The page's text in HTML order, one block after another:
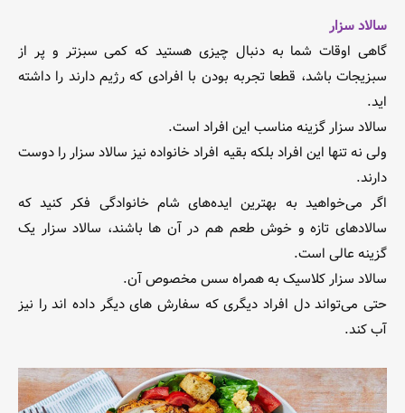
سالاد سزار
گاهی اوقات شما به دنبال چیزی هستید که کمی سبزتر و پر از
سبزیجات باشد، قطعا تجربه بودن با افرادی که رژیم دارند را داشته
اید.
سالاد سزار گزینه مناسب این افراد است.
ولی نه تنها این افراد بلکه بقیه افراد خانواده نیز سالاد سزار را دوست
دارند.
اگر می‌خواهید به بهترین ایده‌های شام خانوادگی فکر کنید که
سالادهای تازه و خوش طعم هم در آن ها باشند، سالاد سزار یک
گزینه عالی است.
سالاد سزار کلاسیک به همراه سس مخصوص آن.
حتی می‌تواند دل افراد دیگری که سفارش های دیگر داده اند را نیز
آب کند.